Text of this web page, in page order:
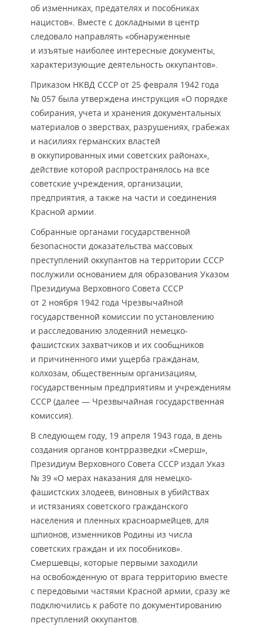
об изменниках, предателях и пособниках
нацистов«. Вместе с докладными в центр
следовало направлять «обнаруженные
и изъятые наиболее интересные документы,
характеризующие деятельность оккупантов».
Приказом НКВД СССР от 25 февраля 1942 года
№ 057 была утверждена инструкция «О порядке
собирания, учета и хранения документальных
материалов о зверствах, разрушениях, грабежах
и насилиях германских властей
в оккупированных ими советских районах»,
действие которой распространялось на все
советские учреждения, организации,
предприятия, а также на части и соединения
Красной армии.
Собранные органами государственной
безопасности доказательства массовых
преступлений оккупантов на территории СССР
послужили основанием для образования Указом
Президиума Верховного Совета СССР
от 2 ноября 1942 года Чрезвычайной
государственной комиссии по установлению
и расследованию злодеяний немецко-
фашистских захватчиков и их сообщников
и причиненного ими ущерба гражданам,
колхозам, общественным организациям,
государственным предприятиям и учреждениям
СССР (далее — Чрезвычайная государственная
комиссия).
В следующем году, 19 апреля 1943 года, в день
создания органов контрразведки «Смерш»,
Президиум Верховного Совета СССР издал Указ
№ 39 «О мерах наказания для немецко-
фашистских злодеев, виновных в убийствах
и истязаниях советского гражданского
населения и пленных красноармейцев, для
шпионов, изменников Родины из числа
советских граждан и их пособников».
Смершевцы, которые первыми заходили
на освобожденную от врага территорию вместе
с передовыми частями Красной армии, сразу же
подключились к работе по документированию
преступлений оккупантов.